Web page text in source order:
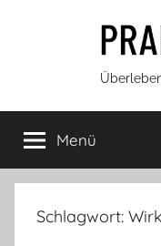
Prabels
Blog
Menü
Schlagwort: